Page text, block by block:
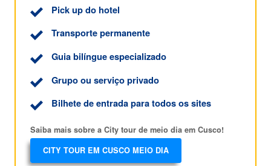
Pick up do hotel
Transporte permanente
Guia bilíngue especializado
Grupo ou serviço privado
Bilhete de entrada para todos os sites
Saiba mais sobre a City tour de meio dia em Cusco!
CITY TOUR EM CUSCO MEIO DIA